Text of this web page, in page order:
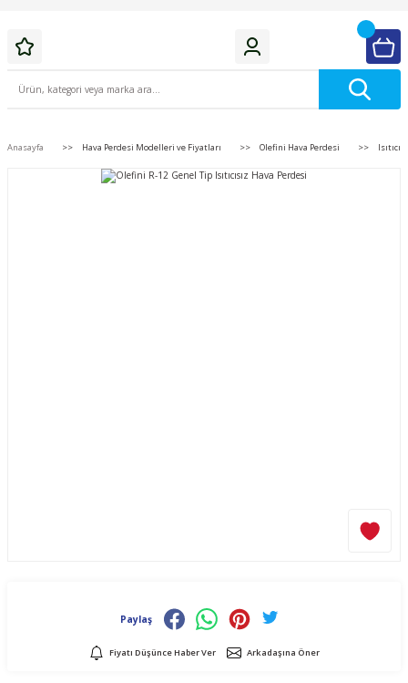
Anasayfa Hava Perdesi Modelleri ve Fiyatları Olefini Hava Perdesi
Paylaş
Fiyatı Düşünce Haber Ver Arkadaşına Öner